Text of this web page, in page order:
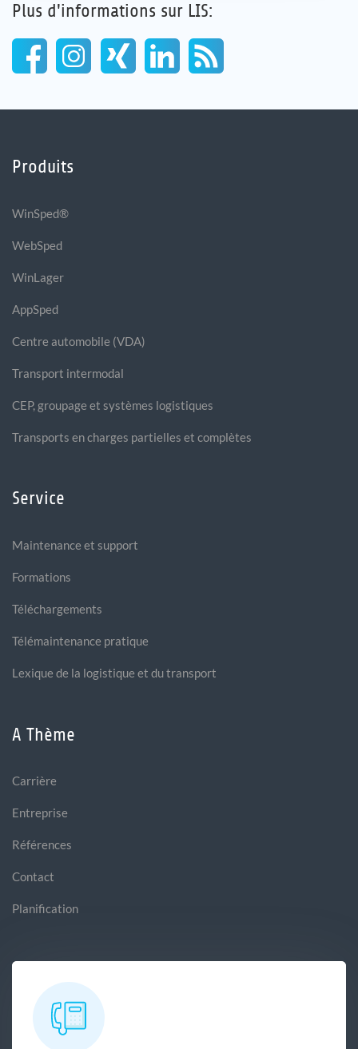
Plus d'informations sur LIS:
Produits
WinSped®
WebSped
WinLager
AppSped
Centre automobile (VDA)
Transport intermodal
CEP, groupage et systèmes logistiques
Transports en charges partielles et complètes
Service
Maintenance et support
Formations
Téléchargements
Télémaintenance pratique
Lexique de la logistique et du transport
A Thème
Carrière
Entreprise
Références
Contact
Planification